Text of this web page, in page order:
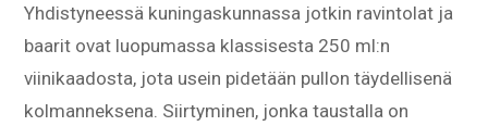
Yhdistyneessä kuningaskunnassa jotkin ravintolat ja
baarit ovat luopumassa klassisesta 250 ml:n
viinikaadosta, jota usein pidetään pullon täydellisenä
kolmanneksena. Siirtyminen, jonka taustalla on